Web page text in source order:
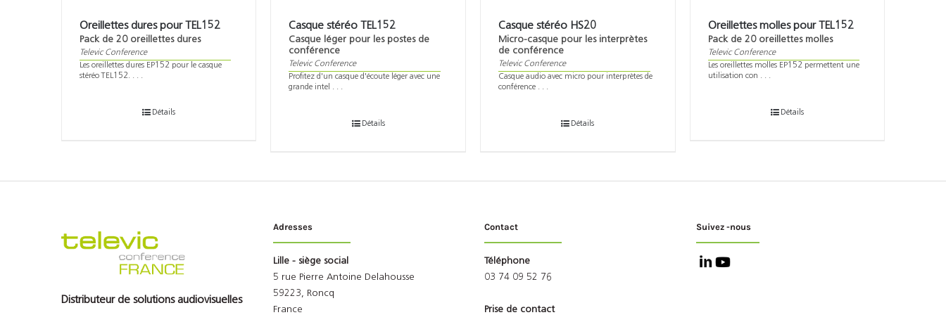
Oreillettes dures pour TEL152
Pack de 20 oreillettes dures
Televic Conference
Les oreillettes dures EP152 pour le casque
stéréo TEL152. . . .
Détails
Casque stéréo TEL152
Casque léger pour les postes de
conférence
Televic Conference
Profitez d'un casque d'écoute léger avec une
grande intel . . .
Détails
Casque stéréo HS20
Micro-casque pour les interprètes
de conférence
Televic Conference
Casque audio avec micro pour interprètes de
conférence . . .
Détails
Oreillettes molles pour TEL152
Pack de 20 oreillettes molles
Televic Conference
Les oreillettes molles EP152 permettent une
utilisation con . . .
Détails
Distributeur de solutions audiovisuelles
Adresses
Lille - siège social
5 rue Pierre Antoine Delahousse
59223, Roncq
France
Contact
Téléphone
03 74 09 52 76
Prise de contact
Suivez -nous